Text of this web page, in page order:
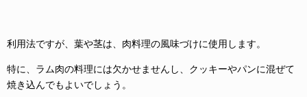
利用法ですが、葉や茎は、肉料理の風味づけに使用します。
特に、ラム肉の料理には欠かせませんし、クッキーやパンに混ぜて
焼き込んでもよいでしょう。